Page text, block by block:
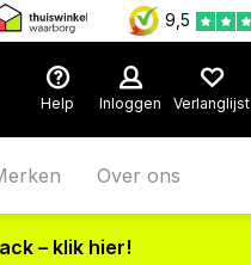
9,5
Help Inloggen Verlanglijst
Over ons
– klik hier!